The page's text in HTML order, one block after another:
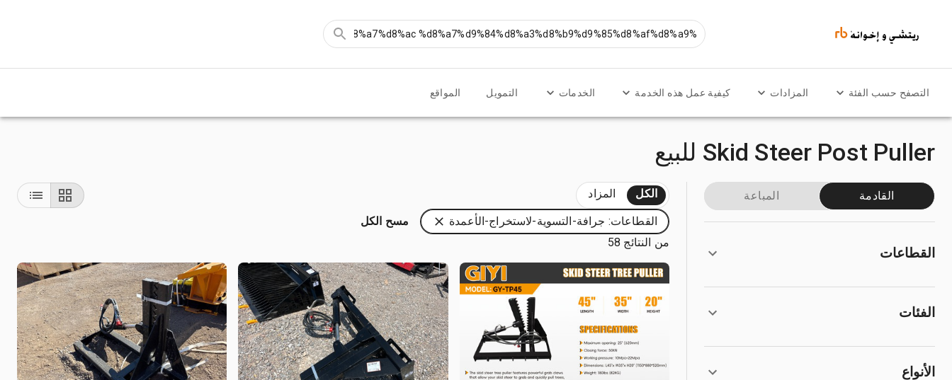
التصفح حسب الفئة المزادات كيفية عمل هذه الخدمة الخدمات التمويل المواقع
Skid Steer Post Puller للبيع
القادمة المباعة
القطاعات
الفئات
الأنواع
الكل المزاد
القطاعات: جرافة-التسوية-لاستخراج-الأعمدة
مسح الكل
من النتائج 58